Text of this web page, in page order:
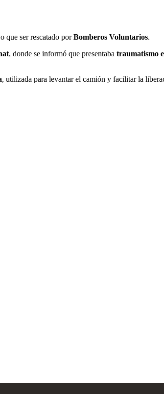
que ser rescatado porBomberos Voluntarios.
, donde se informó que presentaba traumatismo
, utilizada para levantar el camión y facilitar la